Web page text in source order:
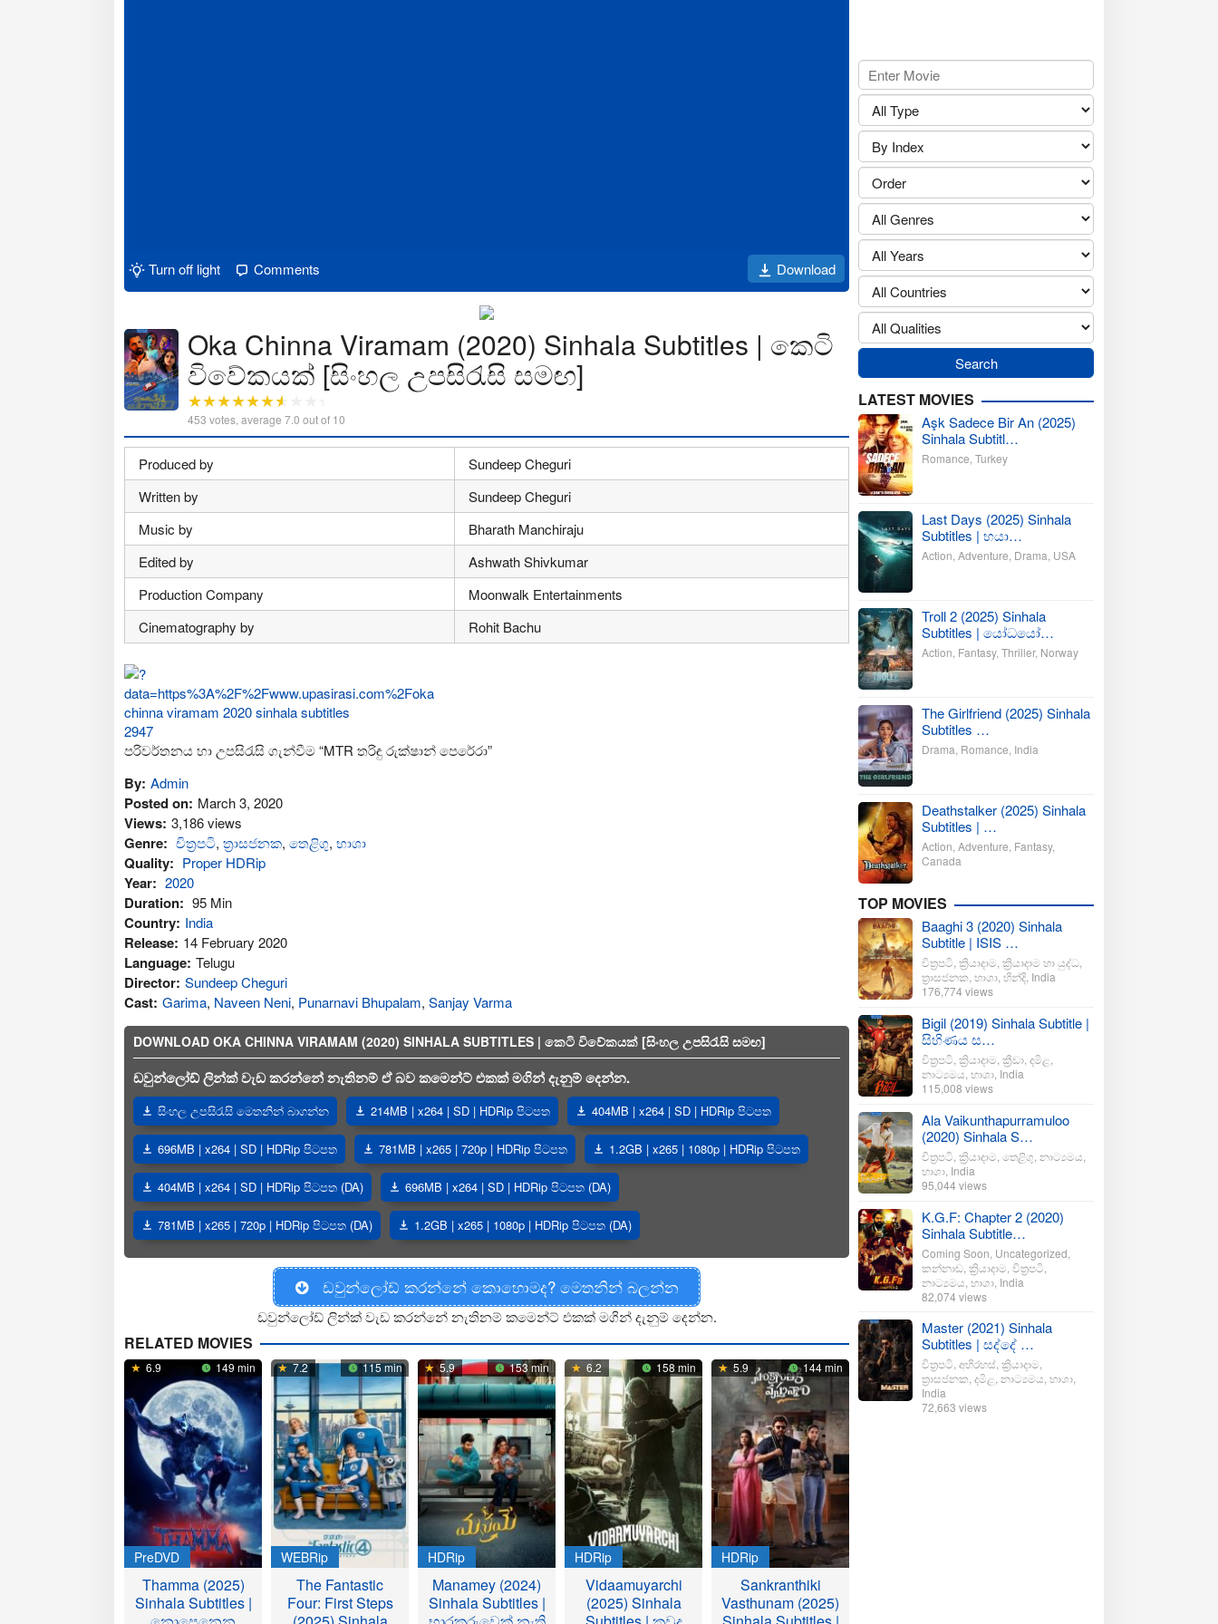
Turn off light Comments Download
Oka Chinna Viramam (2020) Sinhala Subtitles | කෙටි
විවේකයක් [සිංහල උපසිරැසි සමඟ]
453 votes, average 7.0 out of 10
Produced by
Sundeep Cheguri
Written by
Sundeep Cheguri
Music by
Bharath Manchiraju
Edited by
Ashwath Shivkumar
Production Company
Moonwalk Entertainments
Cinematography by
Rohit Bachu
පරිවර්තනය හා උපසිරැසි ගැන්වීම “MTR තරිඳු රුක්ෂාන් පෙරේරා”
By: Admin
Posted on: March 3, 2020
Views: 3,186 views
Genre: චිත්‍රපටි, ත්‍රාසජනක, තෙළිගු, භාශා
Quality: Proper HDRip
Year: 2020
Duration: 95 Min
Country: India
Release: 14 February 2020
Language: Telugu
Director: Sundeep Cheguri
Cast: Garima, Naveen Neni, Punarnavi Bhupalam, Sanjay Varma
DOWNLOAD OKA CHINNA VIRAMAM (2020) SINHALA SUBTITLES | කෙටි විවේකයක් [සිංහල උපසිරැසි සමඟ]
ඩවුන්ලෝඩ් ලින්ක් වැඩ කරන්නේ නැතිනම් ඒ බව කමෙන්ට් එකක් මගින් දැනුම් දෙන්න.
සිංහල උපසිරැසි මෙතනින් බාගන්න 214MB | x264 | SD | HDRip පිටපත 404MB | x264 | SD | HDRip පිටපත
696MB | x264 | SD | HDRip පිටපත 781MB | x265 | 720p | HDRip පිටපත 1.2GB | x265 | 1080p | HDRip පිටපත
404MB | x264 | SD | HDRip පිටපත (DA) 696MB | x264 | SD | HDRip පිටපත (DA)
781MB | x265 | 720p | HDRip පිටපත (DA) 1.2GB | x265 | 1080p | HDRip පිටපත (DA)
ඩවුන්ලෝඩ් කරන්නේ කොහොමද? මෙතනින් බලන්න
ඩවුන්ලෝඩ් ලින්ක් වැඩ කරන්නේ නැතිනම් කමෙන්ට් එකක් මගින් දැනුම් දෙන්න.
RELATED MOVIES
6.9 149 min
PreDVD
Thamma (2025)
Sinhala Subtitles |
7.2 115 min
WEBRip
The Fantastic
Four: First Steps
5.9 153 min
HDRip
Manamey (2024)
Sinhala Subtitles |
6.2 158 min
HDRip
Vidaamuyarchi
(2025) Sinhala
5.9 144 min
HDRip
Sankranthiki
Vasthunam (2025)
LATEST MOVIES
Aşk Sadece Bir An (2025)
Sinhala Subtitl…
Romance Turkey
Last Days (2025) Sinhala
Subtitles | භයා…
Action Adventure Drama USA
Troll 2 (2025) Sinhala
Subtitles | යෝධයෝ…
Action Fantasy, Thriller, Norway
The Girlfriend (2025) Sinhala
Subtitles …
Drama Romance India
Deathstalker (2025) Sinhala
Subtitles | …
Action Adventure Fantasy,
Canada
TOP MOVIES
Baaghi 3 (2020) Sinhala
Subtitle | ISIS …
චිත්‍රපටි ක්‍රියාදාම ක්‍රියාදාම හා යුද්ධ
ත්‍රාසජනක භාශා හින්දි India
176,774 views
Bigil (2019) Sinhala Subtitle |
සිහිණය ස…
චිත්‍රපටි ක්‍රියාදාම ක්‍රීඩා දමිළ
නාට්‍යමය භාශා India
115,008 views
Ala Vaikunthapurramuloo
(2020) Sinhala S…
චිත්‍රපටි ක්‍රියාදාම තෙළිගු නාට්‍යමය
භාශා India
95,044 views
K.G.F: Chapter 2 (2020)
Sinhala Subtitle…
Coming Soon Uncategorized
කන්නාඩ ක්‍රියාදාම චිත්‍රපටි
නාට්‍යමය භාශා India
82,074 views
Master (2021) Sinhala
Subtitles | සද්දේ …
චිත්‍රපටි අභිරහස් ක්‍රියාදාම
ත්‍රාසජනක දමිළ නාට්‍යමය භාශා
India
72,663 views